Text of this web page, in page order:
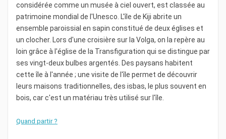
considérée comme un musée à ciel ouvert, est classée au
patrimoine mondial de l'Unesco. L'île de Kiji abrite un
ensemble paroissial en sapin constitué de deux églises et
un clocher. Lors d'une croisière sur la Volga, on la repère au
loin grâce à l'église de la Transfiguration qui se distingue par
ses vingt-deux bulbes argentés. Des paysans habitent
cette île à l'année ; une visite de l'île permet de découvrir
leurs maisons traditionnelles, des isbas, le plus souvent en
bois, car c'est un matériau très utilisé sur l'île.
Quand partir ?